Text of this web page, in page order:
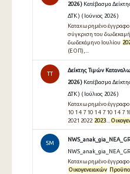
2026 ) Κατέβασμα
ΔΤΚ ) ( Ιούνιος 2026 )
Καταχωρημένο
σύγκριση του
δωδεκάμηνο Ιουλίου
(ΕΟΠ),...
TT
Δείκτης Τιμών
2026 ) Κατέβασμα
ΔΤΚ ) ( Ιούλιος 2026 )
Καταχωρημένο
10 1 4 7 10 1 4 7 10 1 4 7
2021 2022 2023...
SM
Καταχωρημένο
Οικογενειακών